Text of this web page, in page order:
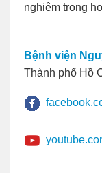
nghiêm trọng
Bệnh viện
Thành phố Hồ